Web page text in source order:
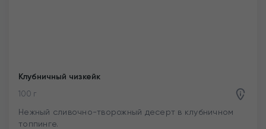
Клубничный чизкейк
100 г
Нежный сливочно-творожный десерт в клубничном
топпинге.